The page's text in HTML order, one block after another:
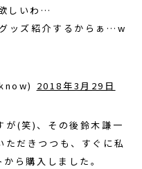
しいわ…
ッズ紹介するからぁ…w
2018年3月29日
が(笑)、その後鈴木謙一
ただきつつも、すぐに私
ら購入しました。